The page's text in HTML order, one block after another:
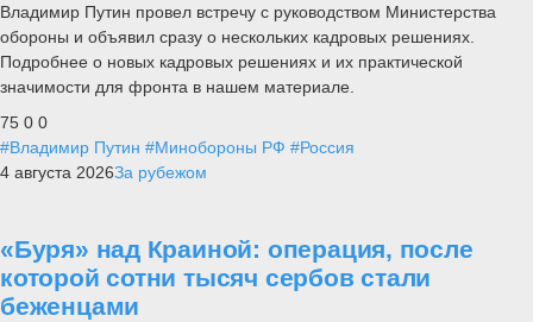
Владимир Путин провел встречу с руководством Министерства
обороны и объявил сразу о нескольких кадровых решениях.
Подробнее о новых кадровых решениях и их практической
значимости для фронта в нашем материале.
75 0 0
#Владимир Путин #Минобороны РФ #Россия
4 августа 2026За рубежом
«Буря» над Краиной: операция, после
которой сотни тысяч сербов стали
беженцами